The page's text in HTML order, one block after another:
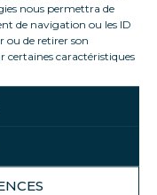
nous permettra de
de navigation ou les ID
ou de retirer son
caractéristiques
higiene y